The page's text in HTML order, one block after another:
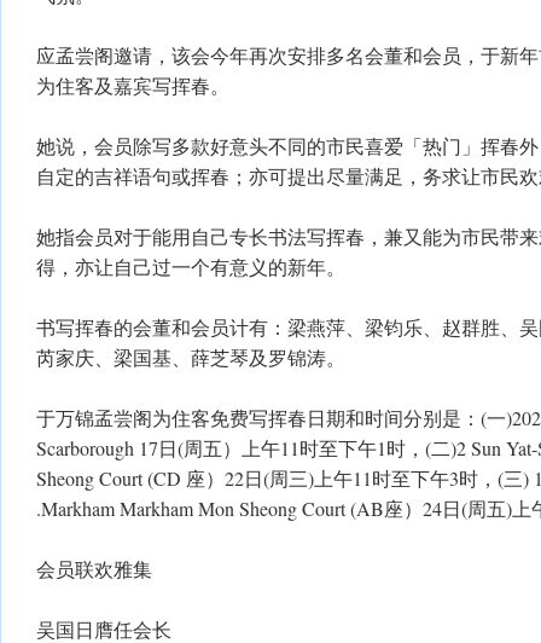
应孟尝阁邀请，该会今年再次安排多名会董和会员，于新
为住客及嘉宾写挥春。
她说，会员除写多款好意头不同的市民喜爱「热门」挥春
自定的吉祥语句或挥春；亦可提出尽量满足，务求让市民
她指会员对于能用自己专长书法写挥春，兼又能为市民带
得，亦让自己过一个有意义的新年。
书写挥春的会董和会员计有：梁燕萍、梁钧乐、赵群胜、
芮家庆、梁国基、薛芝琴及罗锦涛。
于万锦孟尝阁为住客免费写挥春日期和时间分别是：(一
Scarborough 17日(周五）上午11时至下午1时，(二)2 Sun
Sheong Court (CD 座）22日(周三)上午11时至下午3时，(三)
.Markham Markham Mon Sheong Court (AB座）24日(周五)
会员联欢雅集
吴国日膺任会长